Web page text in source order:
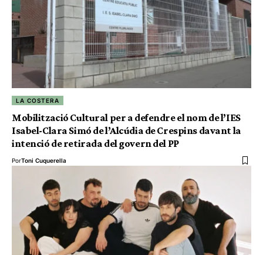
LA COSTERA
Mobilització Cultural per a defendre el nom de l’IES
Isabel-Clara Simó de l’Alcúdia de Crespins davant la
intenció de retirada del govern del PP
PorToni Cuquerella